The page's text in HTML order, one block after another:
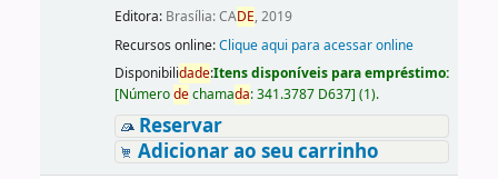
Editora: Brasília: CADE, 2019
Recursos online:Clique aqui para acessar online
Disponibilidade:Itens disponíveis para empréstimo:
[Númerodechamada:341.3787 D637] (1).
Reservar
Adicionar ao seu carrinho